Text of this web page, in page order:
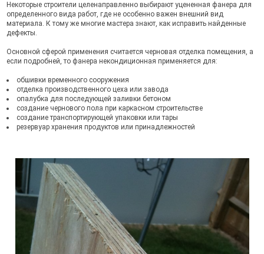
Некоторые строители целенаправленно выбирают уцененная фанера для
определенного вида работ, где не особенно важен внешний вид
материала. К тому же многие мастера знают, как исправить найденные
дефекты.
Основной сферой применения считается черновая отделка помещения, а
если подробней, то фанера некондиционная применяется для:
обшивки временного сооружения
отделка производственного цеха или завода
опалубка для последующей заливки бетоном
создание чернового пола при каркасном строительстве
создание транспортирующей упаковки или тары
резервуар хранения продуктов или принадлежностей